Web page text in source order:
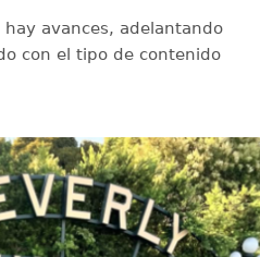
avances, adelantando
con el tipo de contenido